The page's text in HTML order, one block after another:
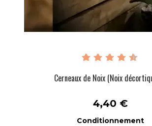
Cerneaux de Noix (Noix
Prix
4,40 €
Conditionnement